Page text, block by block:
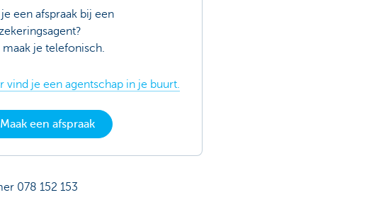
een afspraak bij een
maak je telefonisch.
vind je een agentschap in je buurt.
Maak een afspraak
078 152 153